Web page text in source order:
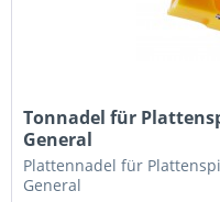
Tonnadel für
General
Plattennadel für
General